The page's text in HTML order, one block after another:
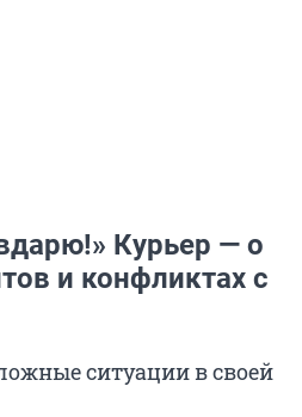
Курьер — о
и конфликтах с
ситуации в своей